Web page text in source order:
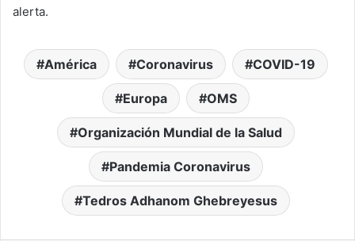
alerta.
América Coronavirus COVID-19
Europa OMS
Organización Mundial de la Salud
Pandemia Coronavirus
Tedros Adhanom Ghebreyesus